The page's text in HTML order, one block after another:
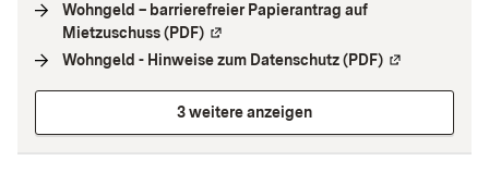
Wohngeld – barrierefreier Papierantrag auf
Mietzuschuss (PDF) Externe Verlinkung
Wohngeld - Hinweise zum Datenschutz (PDF) Externe
3 weitere anzeigen